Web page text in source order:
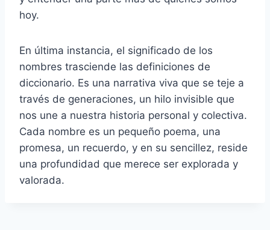
hoy.
En última instancia, el significado de los
nombres trasciende las definiciones de
diccionario. Es una narrativa viva que se teje a
través de generaciones, un hilo invisible que
nos une a nuestra historia personal y colectiva.
Cada nombre es un pequeño poema, una
promesa, un recuerdo, y en su sencillez, reside
una profundidad que merece ser explorada y
valorada.